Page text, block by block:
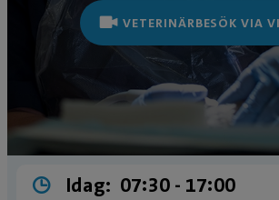
VETERINÄRBESÖK VIA
Idag: 07:30 ­- 17:00